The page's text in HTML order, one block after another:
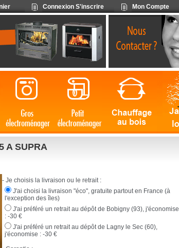
Mon Compte
Connexion S'inscrire
A SUPRA
- Je choisis la livraison ou le retrait :
J'ai choisi la livraison "éco", gratuite partout en France (à
l'exception des îles)
J'ai préféré un retrait au dépôt de Bobigny (93), j'économise
:-30 €
J'ai préféré un retrait au dépôt de Lagny le Sec (60),
j'économise :-30 €